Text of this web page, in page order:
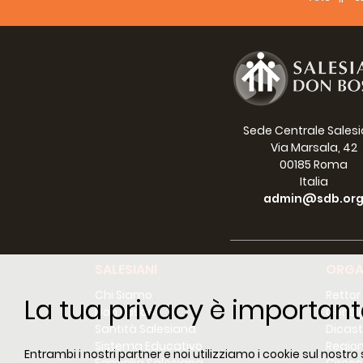
La tua privacy è
Entrambi i nostri partner e noi utilizziamo i cookie sul
Sede Centrale
Via Marsala, 42
00185 Roma
Italia
admin@sdb.org
Chi Siamo
Don Bosco
Santità Salesiana
Sistema Educativo
Regioni